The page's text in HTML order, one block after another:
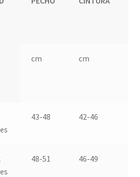
cm cm
43-48 42-46
48-51 46-49